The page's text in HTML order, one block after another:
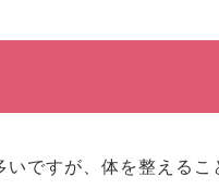
ですが、体を整えるこ